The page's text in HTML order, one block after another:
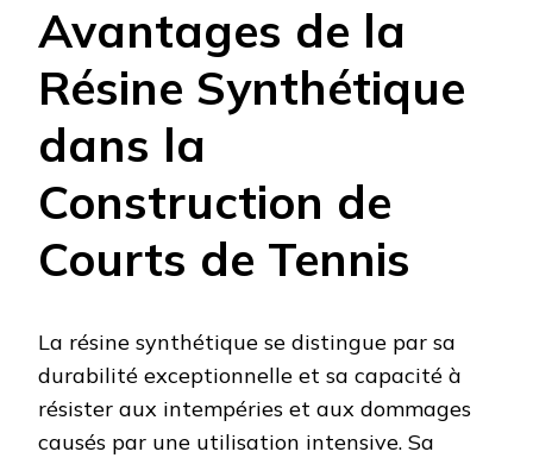
Avantages de la
Résine Synthétique
dans la
Construction de
Courts de Tennis
La résine synthétique se distingue par sa
durabilité exceptionnelle et sa capacité à
résister aux intempéries et aux dommages
causés par une utilisation intensive. Sa